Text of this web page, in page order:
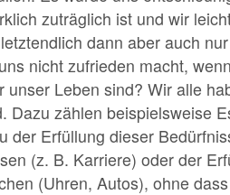
zuträglich ist und wir
dann aber auch
nicht zufrieden macht,
Leben sind? Wir alle
zählen beispielsweise
Erfüllung dieser
(z. B. Karriere) oder der
(Uhren, Autos), ohne